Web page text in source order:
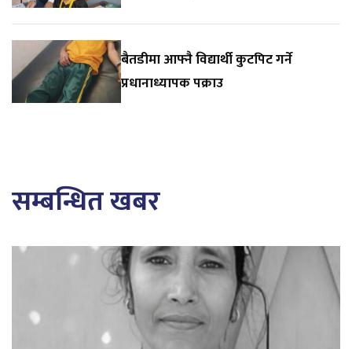
बैतडीमा आफ्नै विद्यार्थी कुटपिट गर्ने
प्रधानाध्यापक पक्राउ
सम्बन्धित खबर